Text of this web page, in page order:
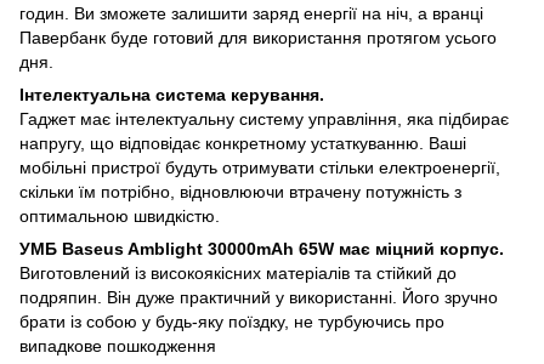
годин. Ви зможете залишити заряд енергії на ніч, а вранці
Павербанк буде готовий для використання протягом усього
дня.
Інтелектуальна система керування.
Гаджет має інтелектуальну систему управління, яка підбирає
напругу, що відповідає конкретному устаткуванню. Ваші
мобільні пристрої будуть отримувати стільки електроенергії,
скільки їм потрібно, відновлюючи втрачену потужність з
оптимальною швидкістю.
УМБ Baseus Amblight 30000mAh 65W має міцний корпус.
Виготовлений із високоякісних матеріалів та стійкий до
подряпин. Він дуже практичний у використанні. Його зручно
брати із собою у будь-яку поїздку, не турбуючись про
випадкове пошкодження